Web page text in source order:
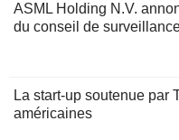
ASML Holding N.V.
du conseil de
La start-up soutenue par
américaines